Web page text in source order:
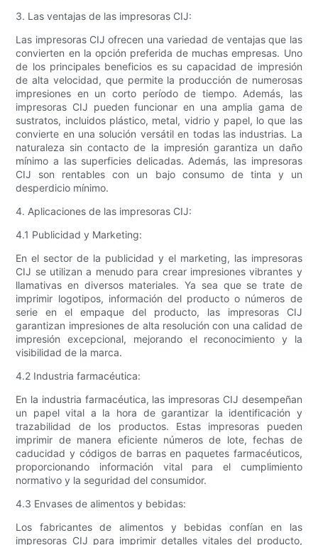
3. Las ventajas de las impresoras CIJ:
Las impresoras CIJ ofrecen una variedad de ventajas que las
convierten en la opción preferida de muchas empresas. Uno
de los principales beneficios es su capacidad de impresión
de alta velocidad, que permite la producción de numerosas
impresiones en un corto período de tiempo. Además, las
impresoras CIJ pueden funcionar en una amplia gama de
sustratos, incluidos plástico, metal, vidrio y papel, lo que las
convierte en una solución versátil en todas las industrias. La
naturaleza sin contacto de la impresión garantiza un daño
mínimo a las superficies delicadas. Además, las impresoras
CIJ son rentables con un bajo consumo de tinta y un
desperdicio mínimo.
4. Aplicaciones de las impresoras CIJ:
4.1 Publicidad y Marketing:
En el sector de la publicidad y el marketing, las impresoras
CIJ se utilizan a menudo para crear impresiones vibrantes y
llamativas en diversos materiales. Ya sea que se trate de
imprimir logotipos, información del producto o números de
serie en el empaque del producto, las impresoras CIJ
garantizan impresiones de alta resolución con una calidad de
impresión excepcional, mejorando el reconocimiento y la
visibilidad de la marca.
4.2 Industria farmacéutica:
En la industria farmacéutica, las impresoras CIJ desempeñan
un papel vital a la hora de garantizar la identificación y
trazabilidad de los productos. Estas impresoras pueden
imprimir de manera eficiente números de lote, fechas de
caducidad y códigos de barras en paquetes farmacéuticos,
proporcionando información vital para el cumplimiento
normativo y la seguridad del consumidor.
4.3 Envases de alimentos y bebidas:
Los fabricantes de alimentos y bebidas confían en las
impresoras CIJ para imprimir detalles vitales del producto,